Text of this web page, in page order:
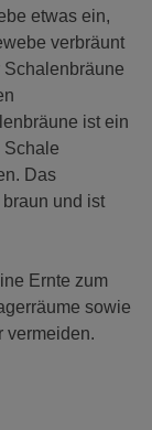
etwas ein,
verbräunt
Schalenbräune
ist ein
Schale
Das
und ist
Ernte zum
sowie
vermeiden.